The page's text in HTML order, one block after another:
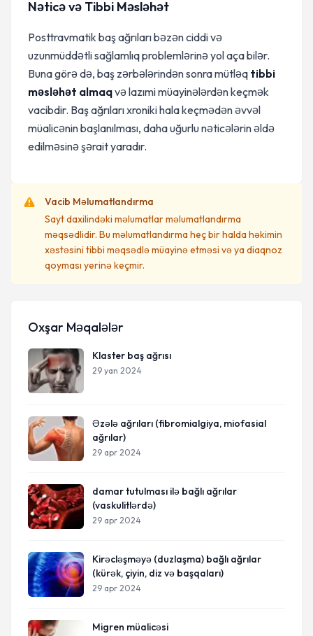
Nəticə və Tibbi Məsləhət
Posttravmatik baş ağrıları bəzən ciddi və
uzunmüddətli sağlamlıq problemlərinə yol aça bilər.
Buna görə də, baş zərbələrindən sonra mütləq tibbi
məsləhət almaqvə lazımi müayinələrdən keçmək
vacibdir. Baş ağrıları xroniki hala keçmədən əvvəl
müalicənin başlanılması, daha uğurlu nəticələrin əldə
edilməsinə şərait yaradır.
Vacib Məlumatlandırma
Sayt daxilindəki məlumatlar məlumatlandırma
məqsədlidir. Bu məlumatlandırma heç bir halda həkimin
xəstəsini tibbi məqsədlə müayinə etməsi və ya diaqnoz
qoyması yerinə keçmir.
Oxşar Məqalələr
Klaster baş ağrısı
29 yan 2024
Əzələ ağrıları (fibromialgiya, miofasial
ağrılar)
29 apr 2024
damar tutulması ilə bağlı ağrılar
(vaskulitlərdə)
29 apr 2024
Kirəcləşməyə (duzlaşma) bağlı ağrılar
(kürək, çiyin, diz və başqaları)
29 apr 2024
Migren müalicəsi